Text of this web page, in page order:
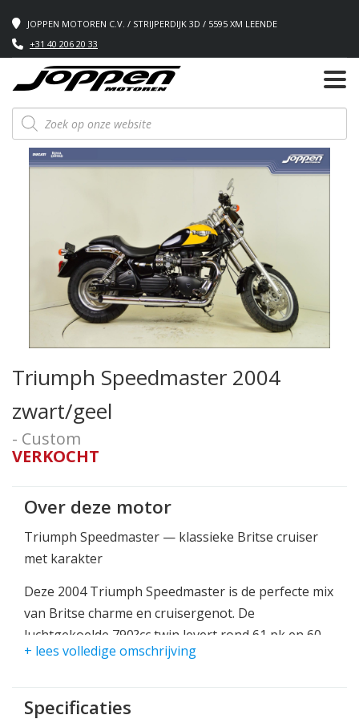
JOPPEN MOTOREN C.V. / STRIJPERDIJK 3D / 5595 XM LEENDE
+31 40 206 20 33
Producten
zoeken
Triumph Speedmaster 2004
zwart/geel
- Custom
VERKOCHT
Over deze motor
Triumph Speedmaster — klassieke Britse cruiser
met karakter
Deze 2004 Triumph Speedmaster is de perfecte mix
van Britse charme en cruisergenot. De
luchtgekoelde 790?cc twin levert rond 61 pk en 60
Nm koppel, waarmee hij soepel optrekt en een
Dankzij de comfortabele zithoogte van ca. 720?mm
+ lees volledige omschrijving
Specificaties